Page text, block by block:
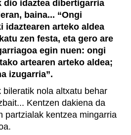
dio idaztea dibertigarria
baina... “Ongi
idaztearen arteko aldea
zen festa, eta gero are
egin nuen: ongi
artearen arteko aldea;
izugarria”.
bileratik nola altxatu behar
Kentzen dakiena da
partzialak kentzea mingarria